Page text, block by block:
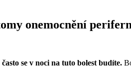
onemocnění
se v noci na tuto bolest budíte.